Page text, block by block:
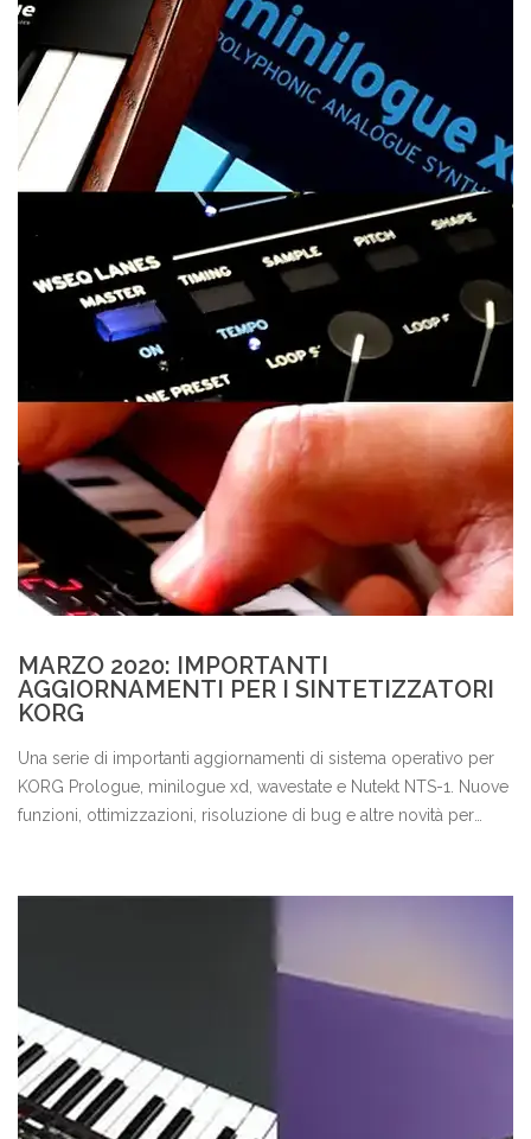
MARZO 2020: IMPORTANTI
AGGIORNAMENTI PER I SINTETIZZATORI
KORG
Una serie di importanti aggiornamenti di sistema operativo per
KORG Prologue, minilogue xd, wavestate e Nutekt NTS-1. Nuove
funzioni, ottimizzazioni, risoluzione di bug e altre novità per